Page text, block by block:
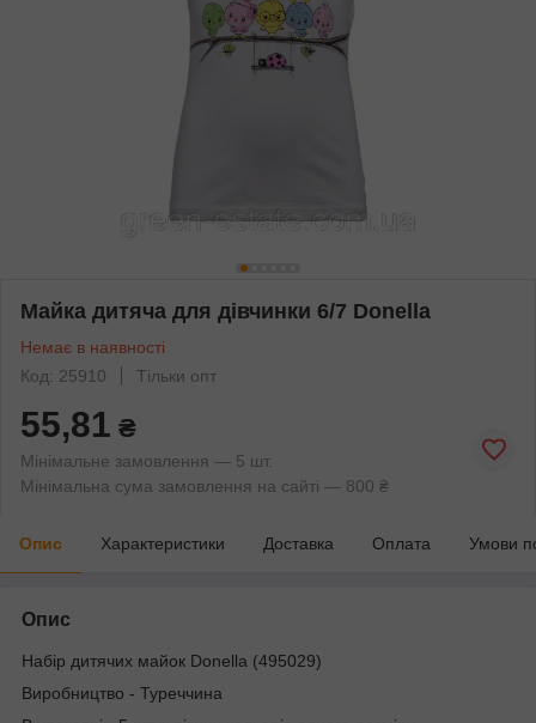
Майка дитяча для дівчинки 6/7 Donella
Немає в наявності
Код: 25910
Тільки опт
55,81 ₴
Мінімальне замовлення — 5 шт.
Мінімальна сума замовлення на сайті — 800 ₴
Опис Характеристики Доставка Оплата Умови
Опис
Набір дитячих майок Donella (495029)
Виробництво - Туреччина